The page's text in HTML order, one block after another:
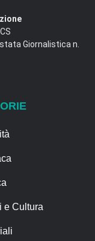
Giornalistica n.
e Cultura